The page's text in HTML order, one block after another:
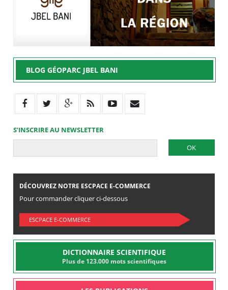
BLOG GÉOPARC JBEL BANI
S’INSCRIRE AU NEWSLETTER
DÉCOUVREZ NOTRE ESCPACE E-COMMERCE
Pour commander cliquer ci-dessous
ESCPACE E-COMMERCE
DICTIONNAIRE SCIENTIFIQUE
Plus de 123.000 mots scientifiques